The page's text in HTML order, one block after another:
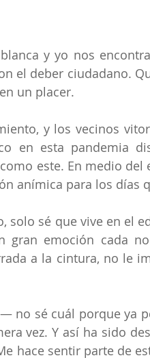
y yo nos
el deber ciudadano.
un placer.
y los vecinos
en esta pandemia
este. En medio del
anímica para los días
solo sé que vive en el
gran emoción cada
a la cintura, no le
no sé cuál porque ya
vez. Y así ha sido
hace sentir parte de